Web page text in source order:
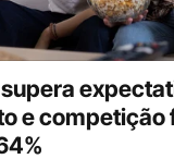
e competição